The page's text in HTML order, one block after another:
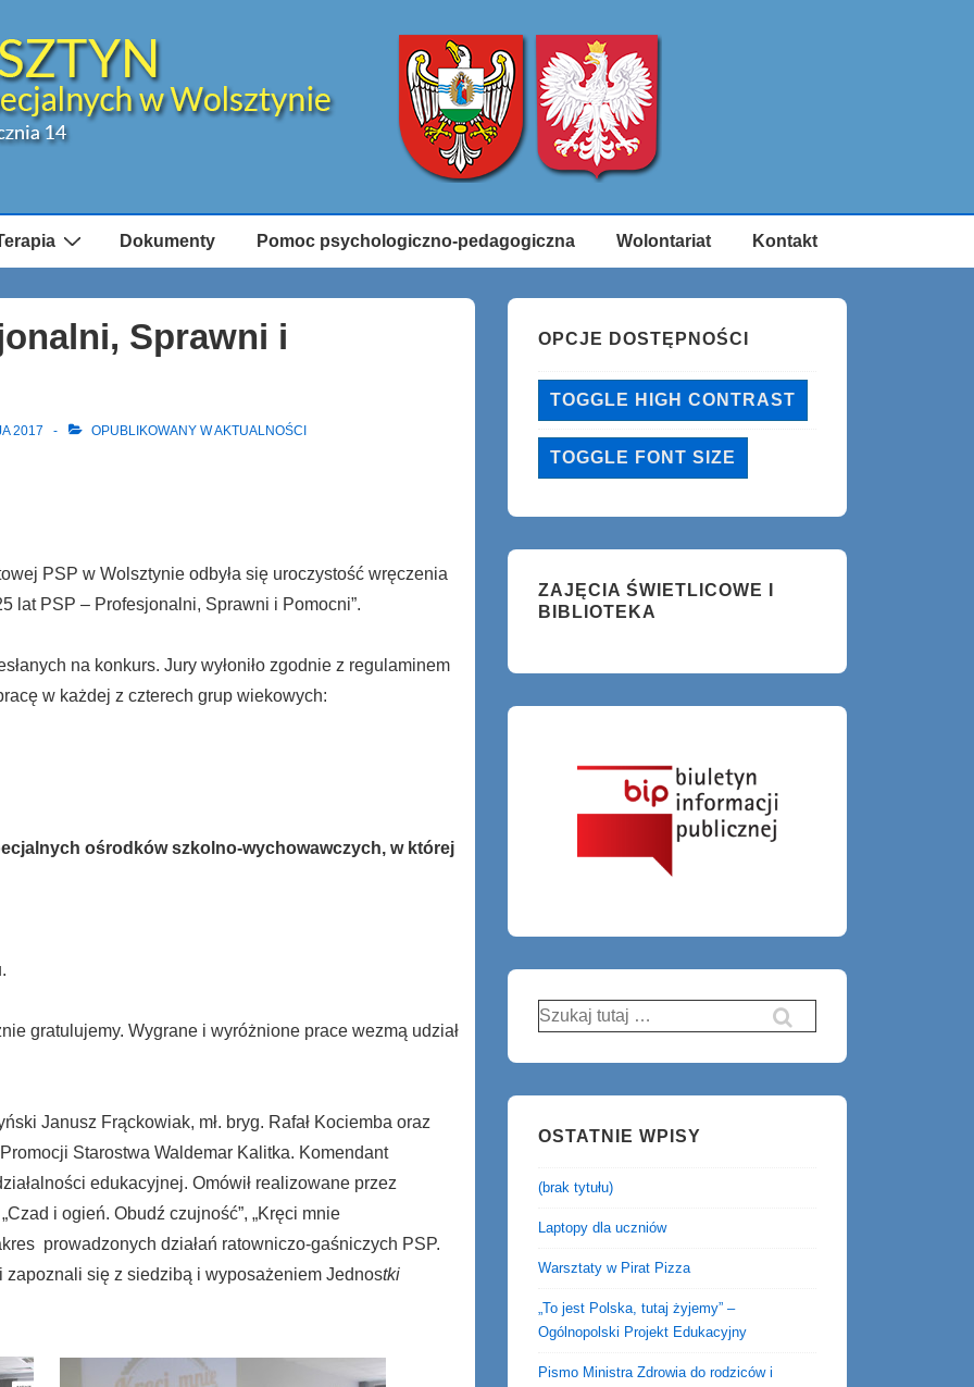
Dokumenty Pomoc psychologiczno-pedagogiczna Wolontariat Kontakt
Sprawni i
2017 OPUBLIKOWANY WAKTUALNOŚCI
PSP w Wolsztynie odbyła się uroczystość wręczenia
lat PSP – Profesjonalni, Sprawni i Pomocni”.
na konkurs. Jury wyłoniło zgodnie z regulaminem
w każdej z czterech grup wiekowych:
ośrodków szkolno-wychowawczych, w której
gratulujemy. Wygrane i wyróżnione prace wezmą udział
Janusz Frąckowiak, mł. bryg. Rafał Kociemba oraz
Starostwa Waldemar Kalitka. Komendant
edukacyjnej. Omówił realizowane przez
i ogień. Obudź czujność”, „Kręci mnie
prowadzonych działań ratowniczo-gaśniczych PSP.
się z siedzibą i wyposażeniem Jednostki
OPCJE DOSTĘPNOŚCI
TOGGLE HIGH CONTRAST
TOGGLE FONT SIZE
ZAJĘCIA ŚWIETLICOWE I
BIBLIOTEKA
Szukaj:
OSTATNIE WPISY
(brak tytułu)
Laptopy dla uczniów
Warsztaty w Pirat Pizza
„To jest Polska, tutaj żyjemy” –
Ogólnopolski Projekt Edukacyjny
Pismo Ministra Zdrowia do rodziców i